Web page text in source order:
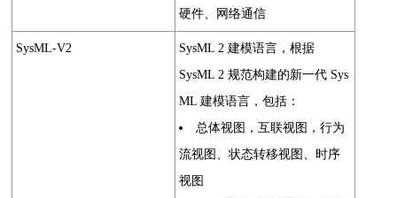
硬件、网络通信
SysML-V2
SysML 2 建模语言，根据
SysML 2 规范构建的新一代 Sys
ML 建模语言，包括：
总体视图，互联视图，行为
流视图、状态转移视图、时序
视图